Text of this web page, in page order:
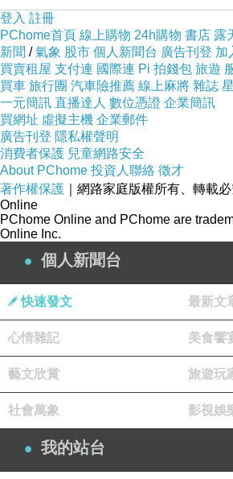
下一篇：聆聽福特萬格勒的貝七、貝八
登入 註冊
PChome首頁 線上購物 24h購物 書店 露
新聞 /氣象 股市 個人新聞台 廣告刊登 加
買賣租屋 支付連 國際連 Pi 拍錢包 旅遊
買車 旅行團 汽車險推薦 線上麻將 雜誌
一元簡訊 直播達人 數位憑證 企業簡訊
買網址 虛擬主機 企業郵件
廣告刊登 隱私權聲明
消費者保護 兒童網路安全
About PChome 投資人聯絡 徵才
著作權保護 ｜網路家庭版權所有、轉載
Online
PChome Online and PChome are
Online Inc.
個人新聞台
快速發文 最新文
心情雜記 美食饗
藝文欣賞 旅遊玩
社會萬象 影視娛
我的站台